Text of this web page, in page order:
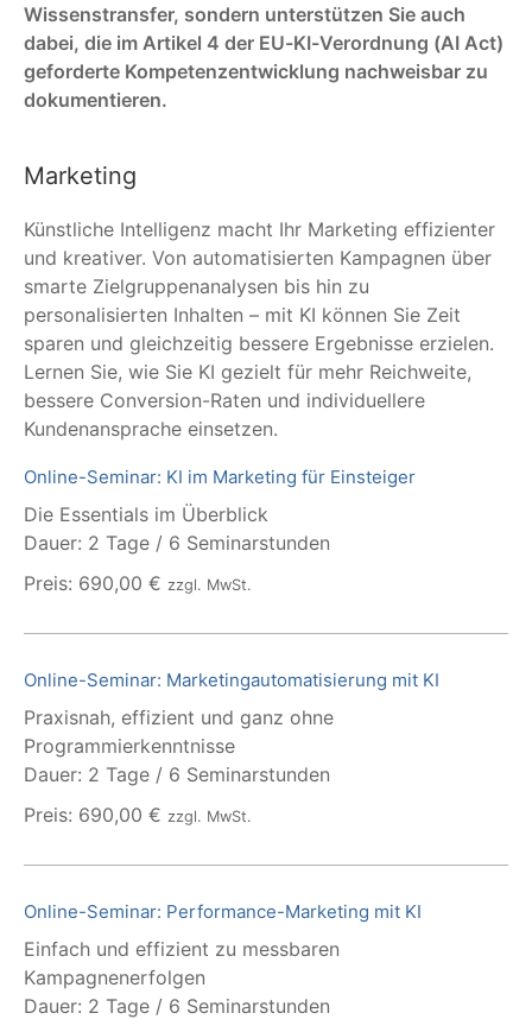
Wissenstransfer, sondern unterstützen Sie auch
dabei, die im Artikel 4 der EU-KI-Verordnung (AI Act)
geforderte Kompetenzentwicklung nachweisbar zu
dokumentieren.
Marketing
Künstliche Intelligenz macht Ihr Marketing effizienter
und kreativer. Von automatisierten Kampagnen über
smarte Zielgruppenanalysen bis hin zu
personalisierten Inhalten – mit KI können Sie Zeit
sparen und gleichzeitig bessere Ergebnisse erzielen.
Lernen Sie, wie Sie KI gezielt für mehr Reichweite,
bessere Conversion-Raten und individuellere
Kundenansprache einsetzen.
Online-Seminar: KI im Marketing für Einsteiger
Die Essentials im Überblick
Dauer: 2 Tage / 6 Seminarstunden
Preis: 690,00 € zzgl. MwSt.
Online-Seminar: Marketingautomatisierung mit KI
Praxisnah, effizient und ganz ohne
Programmierkenntnisse
Dauer: 2 Tage / 6 Seminarstunden
Preis: 690,00 € zzgl. MwSt.
Online-Seminar: Performance-Marketing mit KI
Einfach und effizient zu messbaren
Kampagnenerfolgen
Dauer: 2 Tage / 6 Seminarstunden